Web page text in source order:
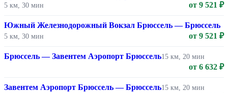
5 км, 30 мин от 9 521 ₽
Южный Железнодорожный Вокзал Брюссель — Брюссель
5 км, 30 мин от 9 521 ₽
Брюссель — Завентем Аэропорт Брюссель15 км, 20 мин
от 6 632 ₽
Завентем Аэропорт Брюссель — Брюссель15 км, 20 мин